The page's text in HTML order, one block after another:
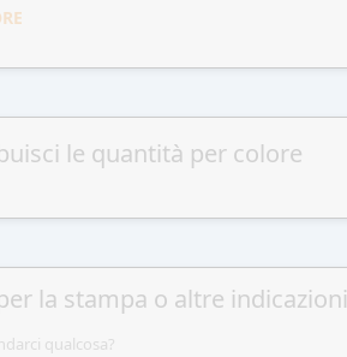
le quantità per colore
la stampa o altre indicazioni
qualcosa?